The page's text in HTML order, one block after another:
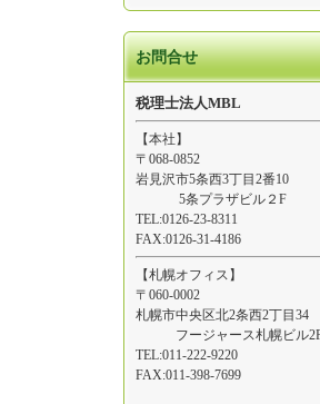
お問合せ
税理士法人MBL
【本社】
〒068-0852
岩見沢市5条西3丁目2番10
5条プラザビル２F
TEL:0126-23-8311
FAX:0126-31-4186
【札幌オフィス】
〒060-0002
札幌市中央区北2条西2丁目34
フージャース札幌ビル
TEL:011-222-9220
FAX:011-398-7699